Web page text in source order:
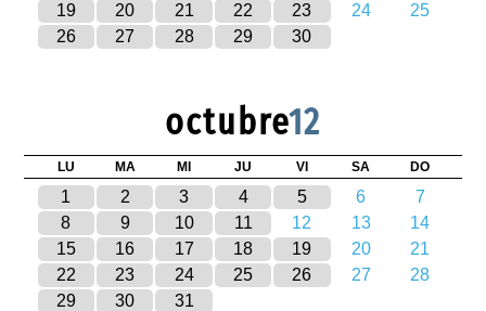
19
20 21 22 23 24
25
26
27 28 29 30
octubre12
LU MA MI JU VI SA DO
1 2 3 4 5 6
7
8
9 10 11 12 13
14
15
16 17 18 19 20
21
22
23 24 25 26 27
28
29
30 31